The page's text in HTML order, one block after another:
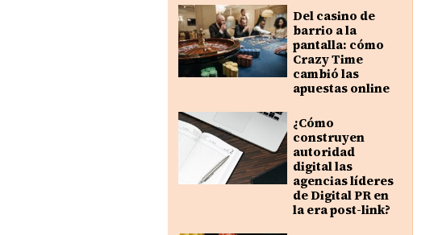
Del casino de
barrio a la
pantalla: cómo
Crazy Time
cambió las
apuestas online
¿Cómo
construyen
autoridad
digital las
agencias líderes
de Digital PR en
la era post-link?